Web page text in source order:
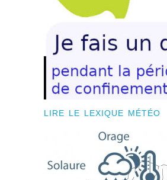
LIRE LE LEXIQUE MÉTÉO